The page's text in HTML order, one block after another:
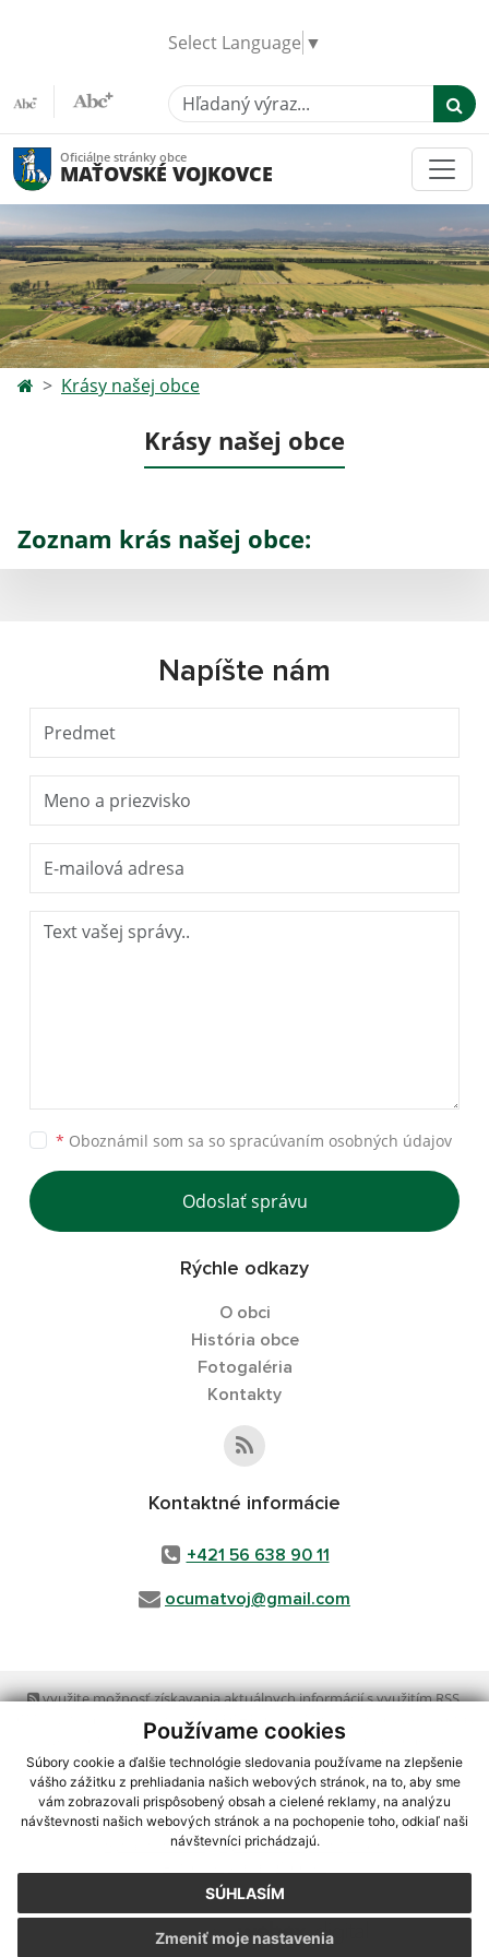
Používame cookies
Súbory cookie a ďalšie technológie sledovania používame na zlepšenie
vášho zážitku z prehliadania našich webových stránok, na to, aby sme
vám zobrazovali prispôsobený obsah a cielené reklamy, na analýzu
návštevnosti našich webových stránok a na pochopenie toho, odkiaľ naši
návštevníci prichádzajú.
SÚHLASÍM
Zmeniť moje nastavenia
Select Language ▼
Hľadaný výraz...
Oficiálne stránky obce
MAŤOVSKÉ VOJKOVCE
Krásy našej obce
Krásy našej obce
Zoznam krás našej obce:
Napíšte nám
* Oboznámil som sa so spracúvaním osobných údajov
Odoslať správu
Rýchle odkazy
O obci
História obce
Fotogaléria
Kontakty
Kontaktné informácie
+421 56 638 90 11
ocumatvoj@gmail.com
využite možnosť získavania aktuálnych informácií s využitím RSS,
CMS systém (redakčný) systém ECHELON 2, Mapa stránok
webex.digital, s.r.o.,domény,registrácia domény
spoločnosť webex.digital, s.r.o.,technický prevádzkovateľ
Posledná aktualizácia:05.08.2026
Vytlačiť stránku|Vyhlásenie o prístupnosti
webdesign |